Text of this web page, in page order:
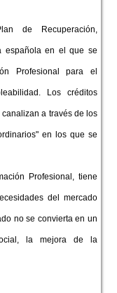
de Recuperación,
española en el que se
Profesional para el
Los créditos
a través de los
en los que se
Profesional, tiene
del mercado
no se convierta en un
la mejora de la